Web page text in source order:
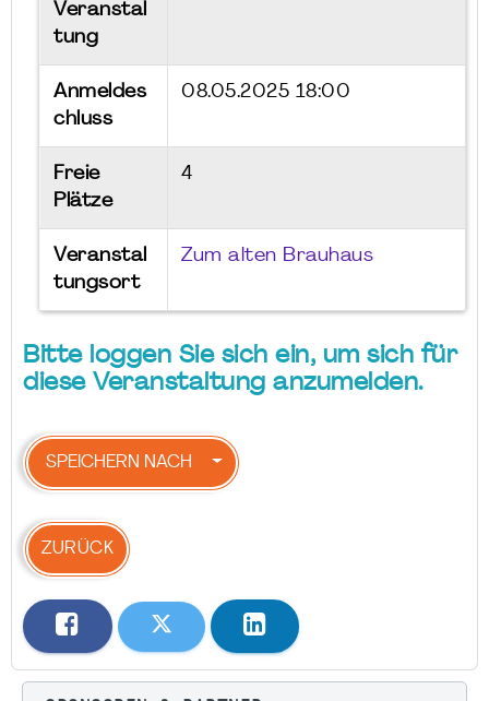
Veranstal
tung
Anmeldes
chluss
08.05.2025 18:00
Freie
Plätze
4
Veranstal
tungsort
Zum alten Brauhaus
Bitte loggen Sie sich ein, um sich für
diese Veranstaltung anzumelden.
SPEICHERN NACH
ZURÜCK